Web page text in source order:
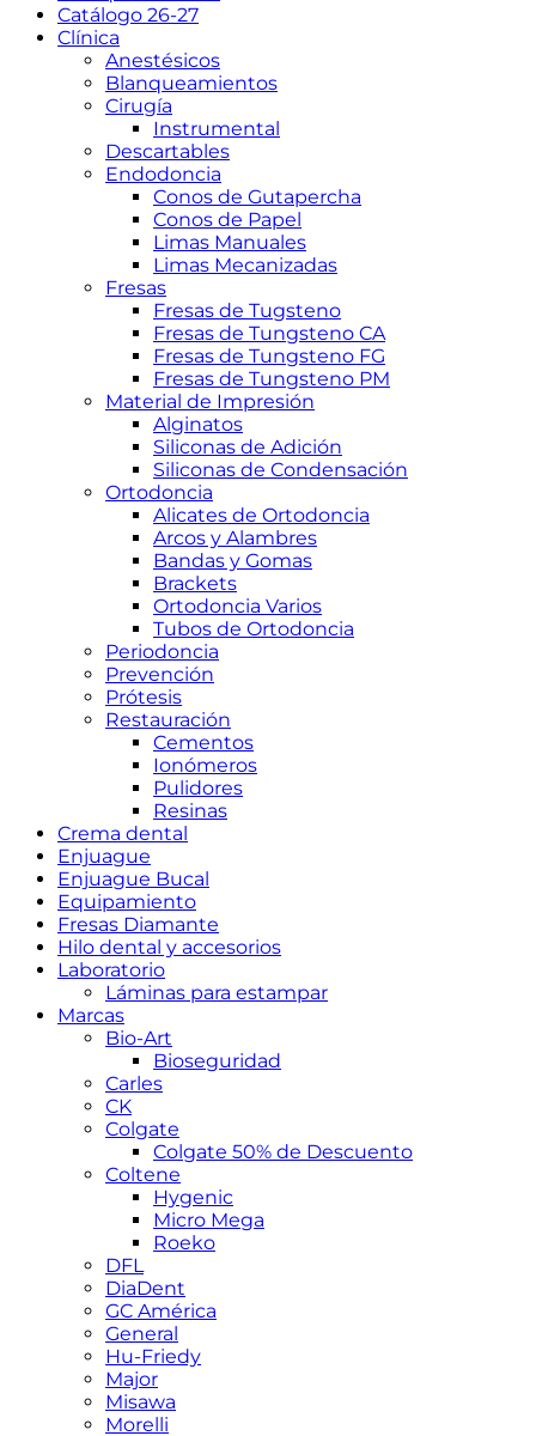
Catálogo 26-27
Clínica
Anestésicos
Blanqueamientos
Cirugía
Instrumental
Descartables
Endodoncia
Conos de Gutapercha
Conos de Papel
Limas Manuales
Limas Mecanizadas
Fresas
Fresas de Tugsteno
Fresas de Tungsteno CA
Fresas de Tungsteno FG
Fresas de Tungsteno PM
Material de Impresión
Alginatos
Siliconas de Adición
Siliconas de Condensación
Ortodoncia
Alicates de Ortodoncia
Arcos y Alambres
Bandas y Gomas
Brackets
Ortodoncia Varios
Tubos de Ortodoncia
Periodoncia
Prevención
Prótesis
Restauración
Cementos
Ionómeros
Pulidores
Resinas
Crema dental
Enjuague
Enjuague Bucal
Equipamiento
Fresas Diamante
Hilo dental y accesorios
Laboratorio
Láminas para estampar
Marcas
Bio-Art
Bioseguridad
Carles
CK
Colgate
Colgate 50% de Descuento
Coltene
Hygenic
Micro Mega
Roeko
DFL
DiaDent
GC América
General
Hu-Friedy
Major
Misawa
Morelli